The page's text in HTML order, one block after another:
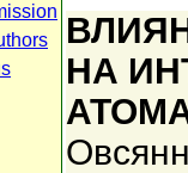
НА